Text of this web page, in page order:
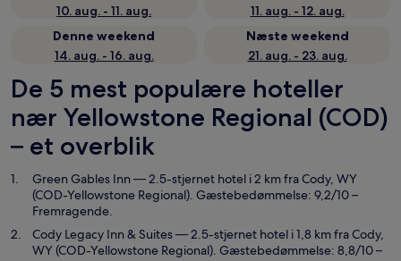
10. aug. - 11. aug.
11. aug. - 12. aug.
Denne weekend
14. aug. - 16. aug.
Næste weekend
21. aug. - 23. aug.
De 5 mest populære hoteller
nær Yellowstone Regional (COD)
– et overblik
Green Gables Inn— 2.5-stjernet hotel i 2 km fra Cody, WY
(COD-Yellowstone Regional). Gæstebedømmelse: 9,2/10 –
Fremragende.
Cody Legacy Inn & Suites— 2.5-stjernet hotel i 1,8 km fra Cody,
WY (COD-Yellowstone Regional). Gæstebedømmelse: 8,8/10 –